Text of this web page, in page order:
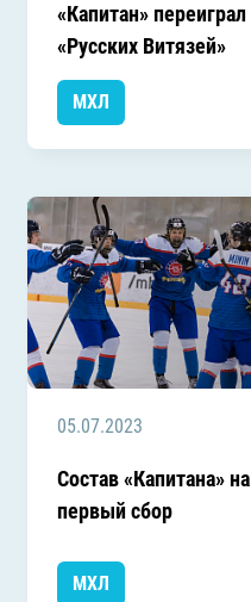
«Капитан» переиграл
«Русских Витязей»
МХЛ
05.07.2023
Состав «Капитана» на
первый сбор
МХЛ